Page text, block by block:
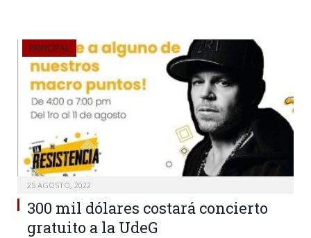
PRINCIPAL
25 AGOSTO, 2022
300 mil dólares costará concierto
gratuito a la UdeG